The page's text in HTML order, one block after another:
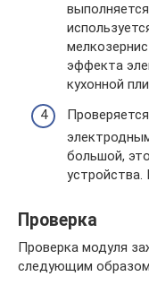
эффекта
кухонной
большой,
устройства.
Проверка
Проверка модуля
следующим образом.